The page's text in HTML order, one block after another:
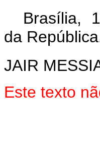
Brasília,
da
JAIR
Este texto